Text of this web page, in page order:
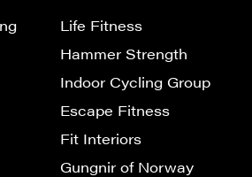
Life Fitness
Hammer Strength
Indoor Cycling Group
Escape Fitness
Fit Interiors
Gungnir of Norway